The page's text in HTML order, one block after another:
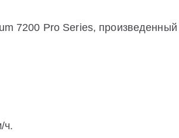
7200 Pro Series,
ч.